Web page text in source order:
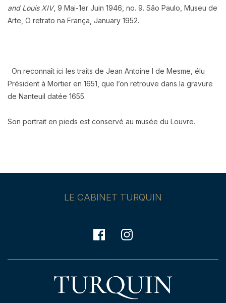
and Louis XIV, 9 Mai-1er Juin 1946, no. 9. São Paulo, Museu de
Arte, O retrato na França, January 1952.
On reconnaît ici les traits de Jean Antoine I de Mesme, élu
Président à Mortier en 1651, que l’on retrouve dans la gravure
de Nanteuil datée 1655.
Son portrait en pieds est conservé au musée du Louvre.
LE CABINET TURQUIN